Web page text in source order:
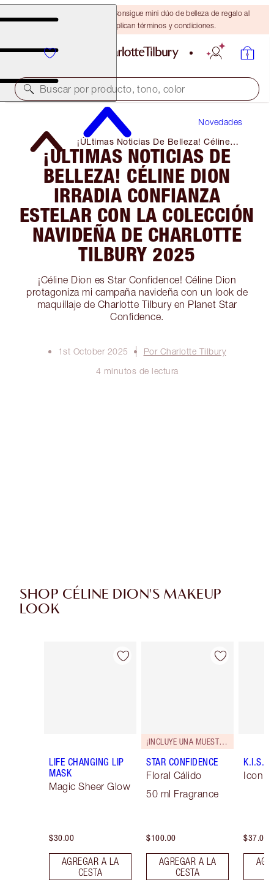
¡ÚLTIMA OPORTUNIDAD! Consigue mini dúo de belleza de regalo al
gastar $110 Se aplican términos y condiciones.
Buscar por producto, tono, color
Novedades
¡ÚLtimas Noticias De Belleza! Céline
Dion Irradia Confianza Estelar Con La
Colección Navideña De Charlotte Tilbury
2025
¡ÚLTIMAS NOTICIAS DE
BELLEZA! CÉLINE DION
IRRADIA CONFIANZA
ESTELAR CON LA COLECCIÓN
NAVIDEÑA DE CHARLOTTE
TILBURY 2025
¡Céline Dion es Star Confidence! Céline Dion
protagoniza mi campaña navideña con un look de
maquillaje de Charlotte Tilbury en Planet Star
Confidence.
1st October 2025
Por Charlotte Tilbury
4 minutos de lectura
SHOP CÉLINE DION'S MAKEUP
LOOK
Artículo 1 de 9
LIFE CHANGING LIP
MASK
Magic Sheer Glow
$30.00
AGREGAR A LA
CESTA
Artículo 2 de 9
¡INCLUYE UNA MUESTRA GRATUITA!
STAR CONFIDENCE
Floral Cálido
50 ml Fragrance
$100.00
AGREGAR A LA
CESTA
Icon
$37.00